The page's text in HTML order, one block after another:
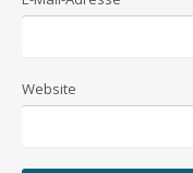
Website